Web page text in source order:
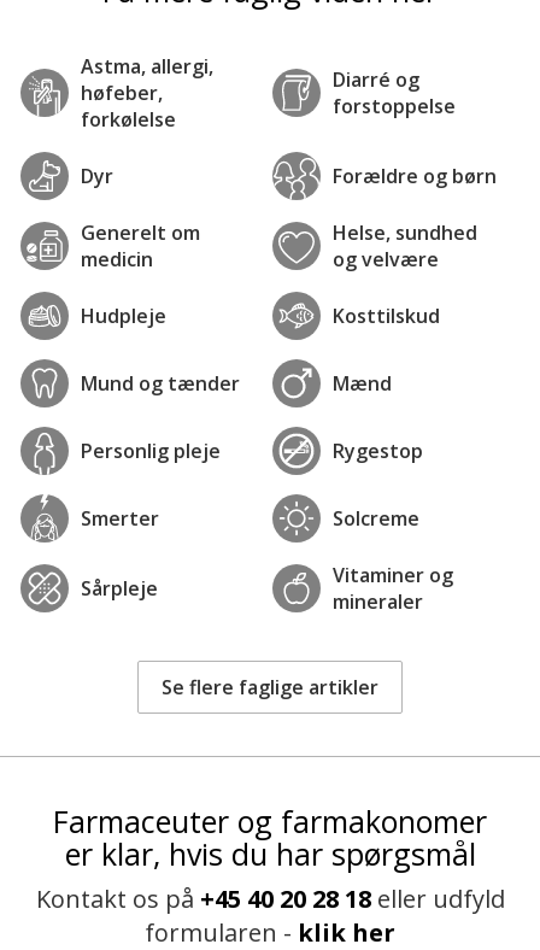
Astma, allergi,
høfeber,
forkølelse
Diarré og
forstoppelse
Dyr Forældre og børn
Generelt om
medicin
Helse, sundhed
og velvære
Hudpleje Kosttilskud
Mund og tænder Mænd
Personlig pleje Rygestop
Smerter Solcreme
Sårpleje
Vitaminer og
mineraler
Se flere faglige artikler
Farmaceuter og farmakonomer
er klar, hvis du har spørgsmål
Kontakt os på +45 40 20 28 18eller udfyld
formularen - klik her